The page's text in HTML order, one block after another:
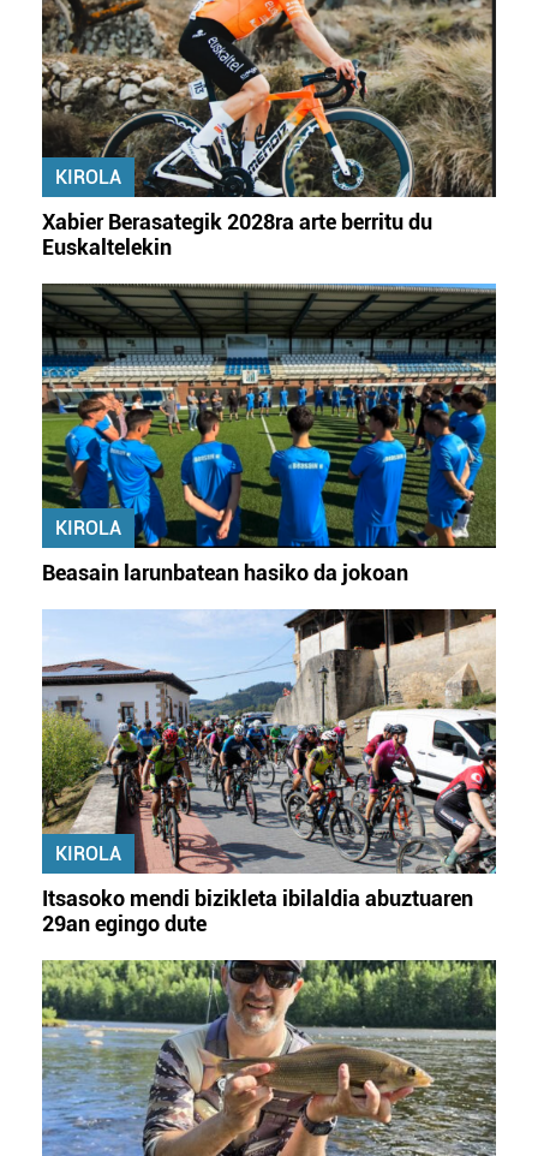
KIROLA
Xabier Berasategik 2028ra arte berritu du
Euskaltelekin
KIROLA
Beasain larunbatean hasiko da jokoan
KIROLA
Itsasoko mendi bizikleta ibilaldia abuztuaren
29an egingo dute